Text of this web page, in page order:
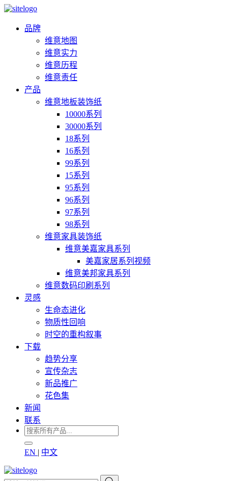
品牌
维意地图
维意实力
维意历程
维意责任
产品
维意地板装饰纸
10000系列
30000系列
18系列
16系列
99系列
15系列
95系列
96系列
97系列
98系列
维意家具装饰纸
维意美嘉家具系列
美嘉家居系列视频
维意美邦家具系列
维意数码印刷系列
灵感
生命态进化
物质性回响
时空的重构叙事
下载
趋势分享
宣传杂志
新品推广
花色集
新闻
联系
EN | 中文